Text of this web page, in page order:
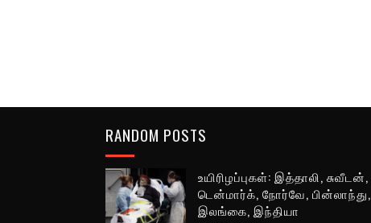
RANDOM POSTS
உயிரிழப்புகள்: இத்தாலி, சுவீடன்,
டென்மார்க், நோர்வே, பின்லாந்து,
இலங்கை, இந்தியா